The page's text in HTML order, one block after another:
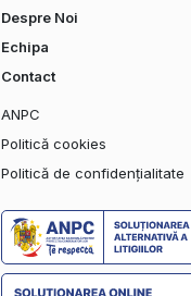
Despre Noi
Echipa
Contact
ANPC
Politică cookies
Politică de confidențialitate